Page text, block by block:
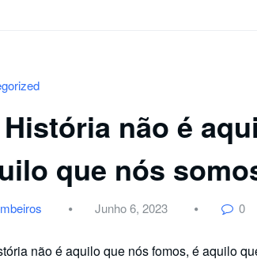
História não é
que nós
Junho 6, 2023 0
não é aquilo que nós fomos, é aquilo